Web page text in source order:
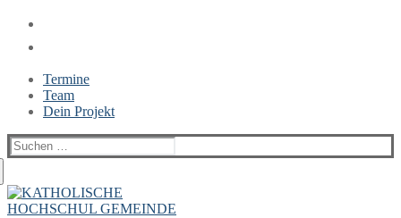
Termine
Team
Dein Projekt
Suchen
nach: